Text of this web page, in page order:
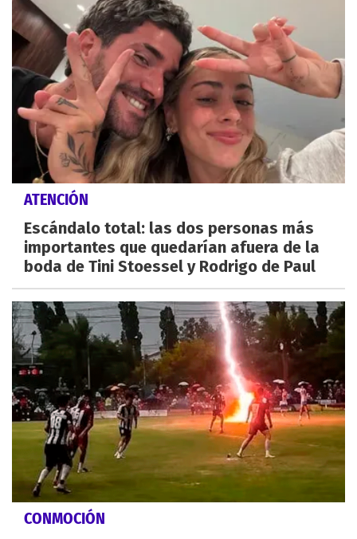
ATENCIÓN
Escándalo total: las dos personas más
importantes que quedarían afuera de la
boda de Tini Stoessel y Rodrigo de Paul
CONMOCIÓN